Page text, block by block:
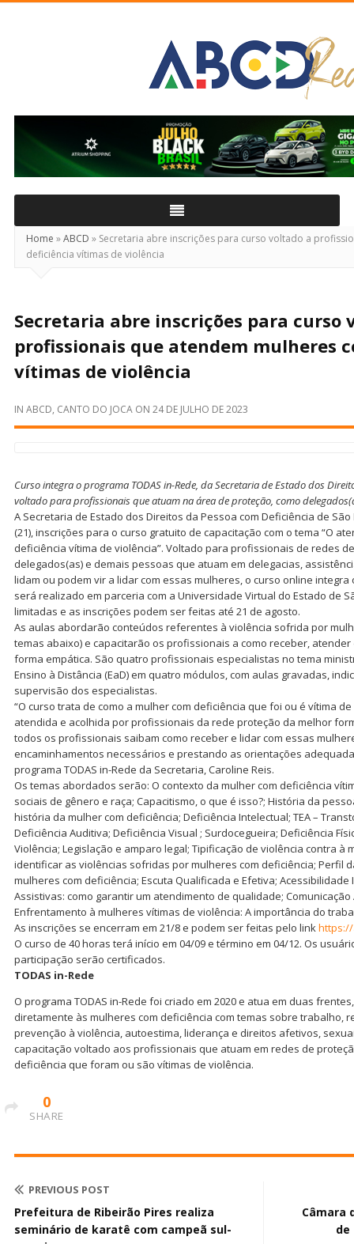
Real
Home »ABCD » Secretaria abre inscrições para curso voltado a
deficiência vítimas de violência
Secretaria abre inscrições para curso
profissionais que atendem mulheres
vítimas de violência
IN ABCD, CANTO DO JOCA ON 24 DE JULHO DE 2023
Curso integra o programa TODAS in-Rede, da Secretaria de Estado dos
voltado para profissionais que atuam na área de proteção, como
A Secretaria de Estado dos Direitos da Pessoa com Deficiência de
(21), inscrições para o curso gratuito de capacitação com o tema “O
deficiência vítima de violência”. Voltado para profissionais de redes
delegados(as) e demais pessoas que atuam em delegacias,
lidam ou podem vir a lidar com essas mulheres, o curso online integra
será realizado em parceria com a Universidade Virtual do Estado de
limitadas e as inscrições podem ser feitas até 21 de agosto.
As aulas abordarão conteúdos referentes à violência sofrida por
temas abaixo) e capacitarão os profissionais a como receber,
forma empática. São quatro profissionais especialistas no tema
Ensino à Distância (EaD) em quatro módulos, com aulas gravadas,
supervisão dos especialistas.
“O curso trata de como a mulher com deficiência que foi ou é vítima
atendida e acolhida por profissionais da rede proteção da melhor
todos os profissionais saibam como receber e lidar com essas
encaminhamentos necessários e prestando as orientações
programa TODAS in-Rede da Secretaria, Caroline Reis.
Os temas abordados serão: O contexto da mulher com deficiência
sociais de gênero e raça; Capacitismo, o que é isso?; História da
história da mulher com deficiência; Deficiência Intelectual; TEA –
Deficiência Auditiva; Deficiência Visual ; Surdocegueira; Deficiência
Violência; Legislação e amparo legal; Tipificação de violência contra à
identificar as violências sofridas por mulheres com deficiência; Perfil
mulheres com deficiência; Escuta Qualificada e Efetiva;
Assistivas: como garantir um atendimento de qualidade;
Enfrentamento à mulheres vítimas de violência: A importância do
As inscrições se encerram em 21/8 e podem ser feitas pelo link
O curso de 40 horas terá início em 04/09 e término em 04/12. Os
participação serão certificados.
TODAS in-Rede
O programa TODAS in-Rede foi criado em 2020 e atua em duas
diretamente às mulheres com deficiência com temas sobre trabalho,
prevenção à violência, autoestima, liderança e direitos afetivos,
capacitação voltado aos profissionais que atuam em redes de
deficiência que foram ou são vítimas de violência.
0
SHARE
PREVIOUS POST
Prefeitura de Ribeirão Pires realiza
seminário de karatê com campeã sul-
Câmara
de